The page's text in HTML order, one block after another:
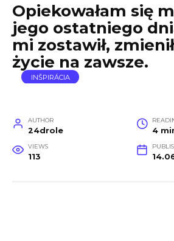
Opiekowałam się
jego ostatniego
mi zostawił,
życie na zawsze.
INŠPIRÁCIA
AUTHOR
24drole 4
VIEWS
113